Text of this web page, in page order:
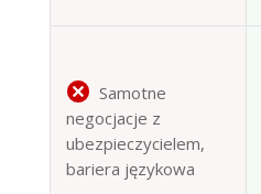
Samotne
negocjacje z
ubezpieczycielem,
bariera językowa